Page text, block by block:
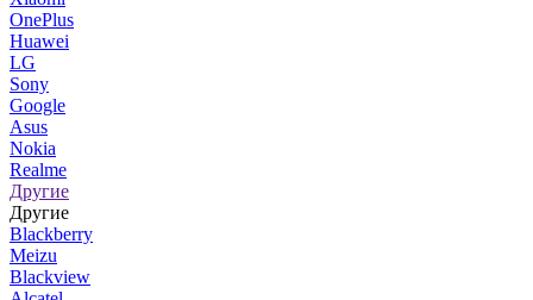
OnePlus
Huawei
LG
Sony
Google
Asus
Nokia
Realme
Другие
Другие
Blackberry
Meizu
Blackview